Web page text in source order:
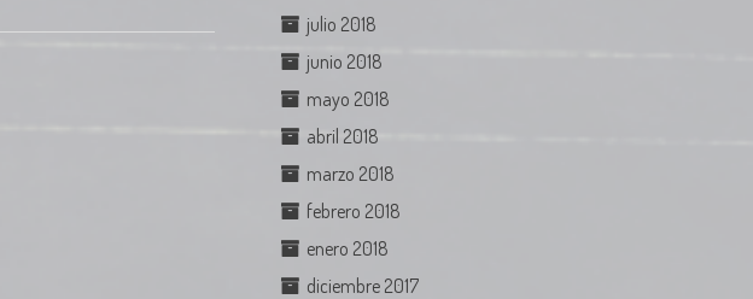
julio 2018
junio 2018
mayo 2018
abril 2018
marzo 2018
febrero 2018
enero 2018
diciembre 2017